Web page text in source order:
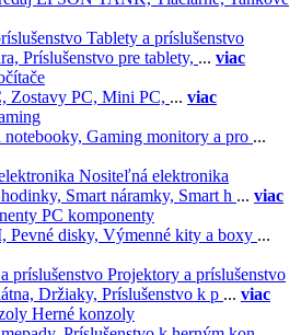
Tablety a príslušenstvo
Príslušenstvo pre tablety, ... viac
Zostavy PC, Mini PC, ... viac
notebooky, Gaming monitory a pro ...
Nositeľná elektronika
Smart náramky, Smart h ... viac
PC komponenty
Pevné disky, Výmenné kity a boxy ...
Projektory a príslušenstvo
Držiaky, Príslušenstvo k p ... viac
Herné konzoly